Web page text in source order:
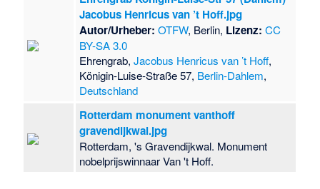
Jacobus Henricus van ’t Hoff.jpg
Autor/Urheber: OTFW, Berlin, Lizenz: CC
BY-SA 3.0
Ehrengrab,Jacobus Henricus van ’t Hoff,
Königin-Luise-Straße 57, Berlin-Dahlem,
Deutschland
Rotterdam monument vanthoff
gravendijkwal.jpg
Rotterdam, 's Gravendijkwal. Monument
nobelprijswinnaar Van 't Hoff.